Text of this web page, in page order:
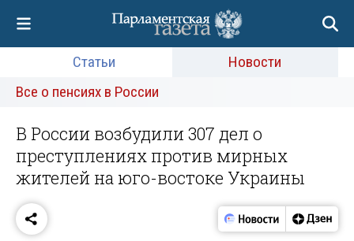
Статьи
Новости
Все о пенсиях в России
В России возбудили 307 дел о
преступлениях против мирных
жителей на юго-востоке Украины